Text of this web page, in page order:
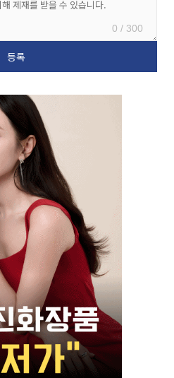
0 / 300